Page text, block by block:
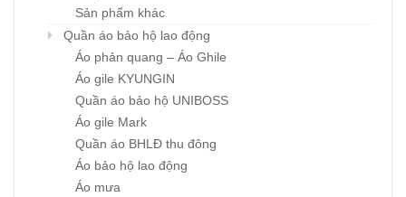
Sản phẩm khác
Quần áo bảo hộ lao động
Áo phản quang – Áo Ghile
Áo gile KYUNGIN
Quần áo bảo hộ UNIBOSS
Áo gile Mark
Quần áo BHLĐ thu đông
Áo bảo hộ lao động
Áo mưa